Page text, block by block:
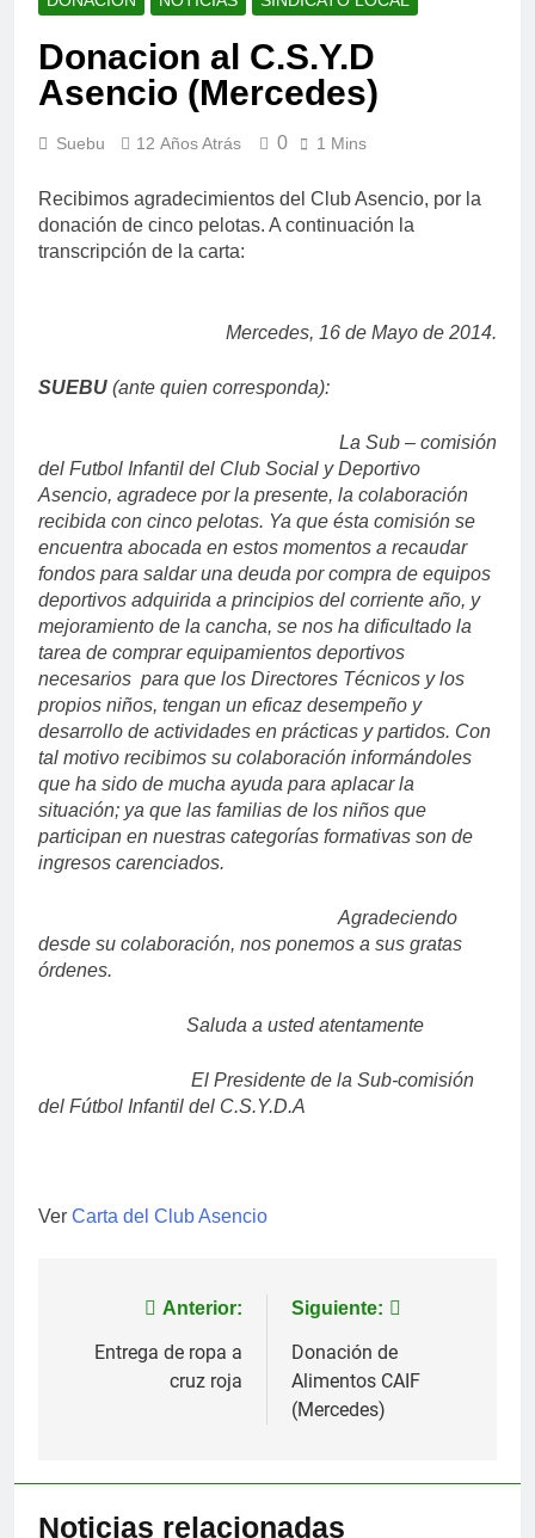
Donacion al C.S.Y.D
Asencio (Mercedes)
Suebu 12 Años Atrás 0 1 Mins
Recibimos agradecimientos del Club Asencio, por la
donación de cinco pelotas. A continuación la
transcripción de la carta:
Mercedes, 16 de Mayo de 2014.
SUEBU (ante quien corresponda):
La Sub – comisión
del Futbol Infantil del Club Social y Deportivo
Asencio, agradece por la presente, la colaboración
recibida con cinco pelotas. Ya que ésta comisión se
encuentra abocada en estos momentos a recaudar
fondos para saldar una deuda por compra de equipos
deportivos adquirida a principios del corriente año, y
mejoramiento de la cancha, se nos ha dificultado la
tarea de comprar equipamientos deportivos
necesarios para que los Directores Técnicos y los
propios niños, tengan un eficaz desempeño y
desarrollo de actividades en prácticas y partidos. Con
tal motivo recibimos su colaboración informándoles
que ha sido de mucha ayuda para aplacar la
situación; ya que las familias de los niños que
participan en nuestras categorías formativas son de
ingresos carenciados.
Agradeciendo
desde su colaboración, nos ponemos a sus gratas
órdenes.
Saluda a usted atentamente
El Presidente de la Sub-comisión
del Fútbol Infantil del C.S.Y.D.A
Ver Carta del Club Asencio
Navegación
Anterior:
Entrega de ropa a
cruz roja
Siguiente:
Donación de
Alimentos CAIF
(Mercedes)
Noticias relacionadas